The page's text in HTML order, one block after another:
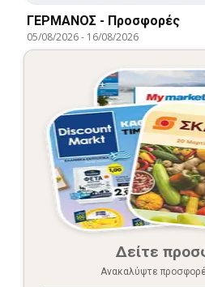
ΓΕΡΜΑΝΟΣ - Προσφορές
05/08/2026- 16/08/2026
Δείτε
Ανακαλύψτε